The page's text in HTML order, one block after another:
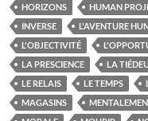
HORIZONS
HUMAN
INVERSE
L'AVENTURE
L'OBJECTIVITÉ
LA PRESCIENCE
LA
LE RELAIS
LE TEMPS
MAGASINS